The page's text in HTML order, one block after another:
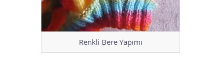
Renkli Bere Yapımı